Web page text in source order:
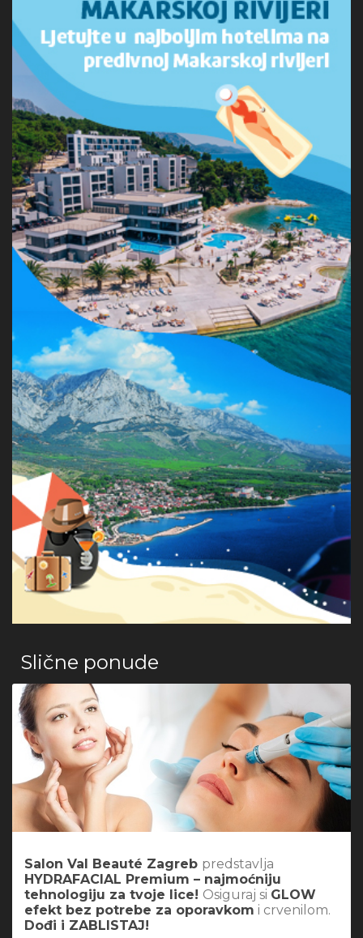
Slične ponude
Salon Val Beauté Zagreb predstavlja
HYDRAFACIAL Premium – najmoćniju
tehnologiju za tvoje lice! Osiguraj si GLOW
efekt bez potrebe za oporavkom i crvenilom.
Dođi i ZABLISTAJ!